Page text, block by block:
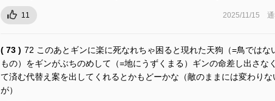
11 2025/11/15
( 73 ) 72 このあとギンに楽に死なれちゃ困ると現れた天狗（=鳥ではな
もの）をギンがぶちのめして（=地にうずくまる）ギンの命差し出さなく
て済む代替え案を出してくれるとかもどーかな（敵のままには変わりな
が）